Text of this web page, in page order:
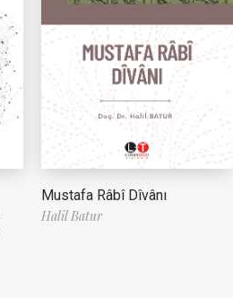
Mustafa Râbî Dîvânı
Halil Batur